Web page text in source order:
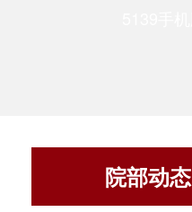
院部动态